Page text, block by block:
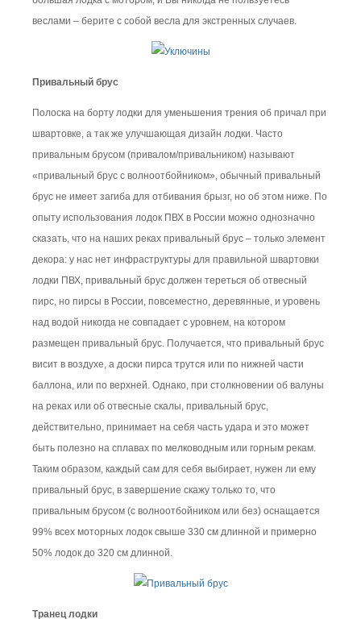
веслами – берите с собой весла для экстренных случаев.
Привальный брус
Полоска на борту лодки для уменьшения трения об причал при
швартовке, а так же улучшающая дизайн лодки. Часто
привальным брусом (привалом/привальником) называют
«привальный брус с волноотбойником», обычный привальный
брус не имеет загиба для отбивания брызг, но об этом ниже. По
опыту использования лодок ПВХ в России можно однозначно
сказать, что на наших реках привальный брус – только элемент
декора: у нас нет инфраструктуры для правильной швартовки
лодки ПВХ, привальный брус должен тереться об отвесный
пирс, но пирсы в России, повсеместно, деревянные, и уровень
над водой никогда не совпадает с уровнем, на котором
размещен привальный брус. Получается, что привальный брус
висит в воздухе, а доски пирса трутся или по нижней части
баллона, или по верхней. Однако, при столкновении об валуны
на реках или об отвесные скалы, привальный брус,
действительно, принимает на себя часть удара и это может
быть полезно на сплавах по мелководным или горным рекам.
Таким образом, каждый сам для себя выбирает, нужен ли ему
привальный брус, в завершение скажу только то, что
привальным брусом (с волноотбойником или без) оснащается
99% всех моторных лодок свыше 330 см длинной и примерно
50% лодок до 320 см длинной.
Транец лодки